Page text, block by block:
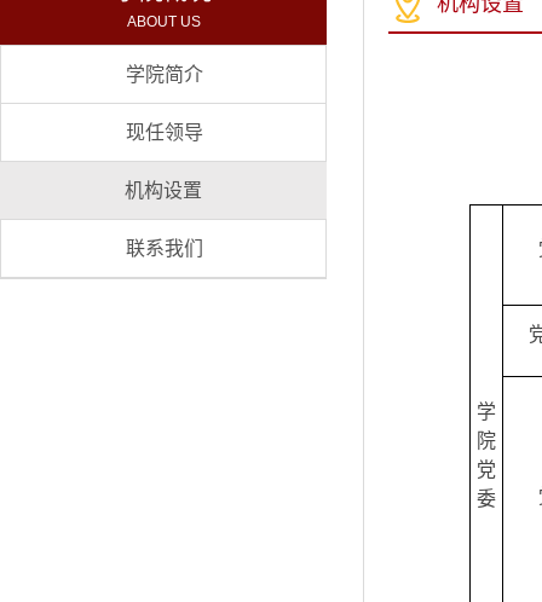
ABOUT US
学院简介
现任领导
机构设置
联系我们
学
院
党
委